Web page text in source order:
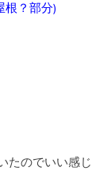
根？部分)
たのでいい感じ